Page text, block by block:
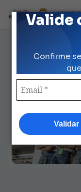
Valide
Confirme
Loja
e Kit Escolar
Escolar